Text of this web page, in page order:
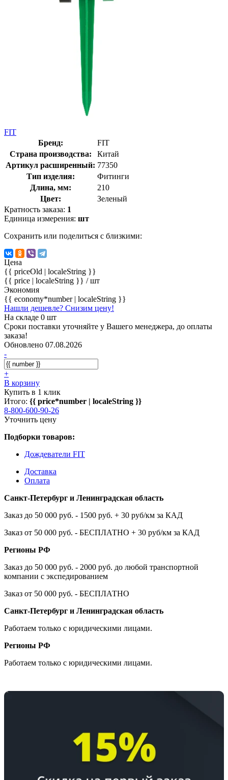
FIT
Бренд:
FIT
Страна производства:
Китай
Артикул расширенный: 77350
Тип изделия:
Фитинги
Длина, мм:
210
Цвет:
Зеленый
Кратность заказа: 1
Единица измерения: шт
Сохранить или поделиться с близкими:
Цена
{{ priceOld | localeString }}
{{ price | localeString }} / шт
Экономия
{{ economy*number | localeString }}
Нашли дешевле? Снизим цену!
На складе 0 шт
Сроки поставки уточняйте у Вашего менеджера, до оплаты
заказа!
Обновлено 07.08.2026
-
+
В корзину
Купить в 1 клик
Итого: {{ price*number | localeString }}
8-800-600-90-26
Уточнить цену
Подборки товаров:
Дождеватели FIT
Доставка
Оплата
Санкт-Петербург и Ленинградская область
Заказ до 50 000 руб. - 1500 руб. + 30 руб/км за КАД
Заказ от 50 000 руб. - БЕСПЛАТНО + 30 руб/км за КАД
Регионы РФ
Заказ до 50 000 руб. - 2000 руб. до любой транспортной
компании с экспедированием
Заказ от 50 000 руб. - БЕСПЛАТНО
Санкт-Петербург и Ленинградская область
Работаем только с юридическими лицами.
Регионы РФ
Работаем только с юридическими лицами.